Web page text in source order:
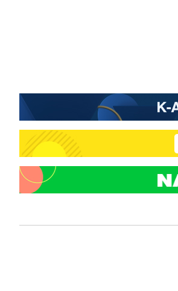
[속보]코스피, 119.51포인
-6126초 전 >[속보] 이란 대통령 "지금 최고
임 3년 인터뷰
2시간 전 > [속보] "이란-오만, 호르무즈 해